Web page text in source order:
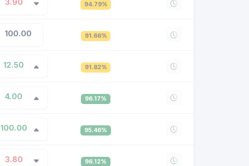
3.90 94.79%
100.00 91.66%
12.50 91.82%
4.00 96.17%
100.00 95.46%
3.80 96.12%